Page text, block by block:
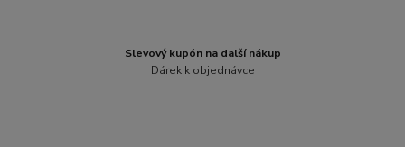
Slevový kupón na další nákup
Dárek k objednávce